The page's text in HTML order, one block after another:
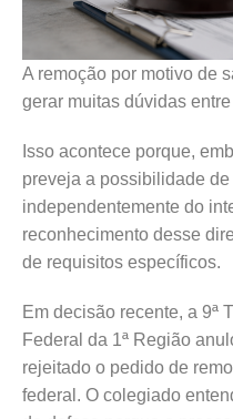
A remoção por motivo de
gerar muitas dúvidas
Isso acontece porque,
preveja a possibilidade
independentemente do
reconhecimento desse
de requisitos específicos.
Em decisão recente, a 9ª
Federal da 1ª Região
rejeitado o pedido de
federal. O colegiado